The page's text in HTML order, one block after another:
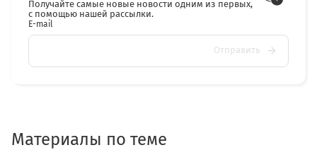
Получайте самые новые новости одним из первых,
с помощью нашей рассылки.
E-mail
Отправить
Материалы по теме